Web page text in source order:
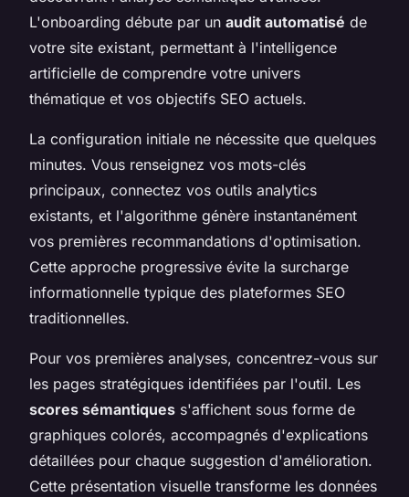
L'onboarding débute par un audit automatisé de
votre site existant, permettant à l'intelligence
artificielle de comprendre votre univers
thématique et vos objectifs SEO actuels.
La configuration initiale ne nécessite que quelques
minutes. Vous renseignez vos mots-clés
principaux, connectez vos outils analytics
existants, et l'algorithme génère instantanément
vos premières recommandations d'optimisation.
Cette approche progressive évite la surcharge
informationnelle typique des plateformes SEO
traditionnelles.
Pour vos premières analyses, concentrez-vous sur
les pages stratégiques identifiées par l'outil. Les
scores sémantiques s'affichent sous forme de
graphiques colorés, accompagnés d'explications
détaillées pour chaque suggestion d'amélioration.
Cette présentation visuelle transforme les données